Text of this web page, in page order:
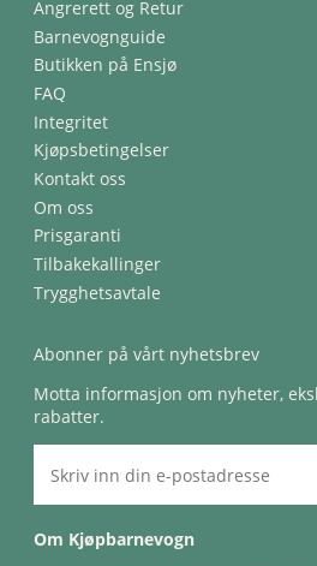
Angrerett og Retur
Barnevognguide
Butikken på Ensjø
FAQ
Integritet
Kjøpsbetingelser
Kontakt oss
Om oss
Prisgaranti
Tilbakekallinger
Trygghetsavtale
Abonner på vårt nyhetsbrev
Motta informasjon om nyheter,
rabatter.
Om Kjøpbarnevogn